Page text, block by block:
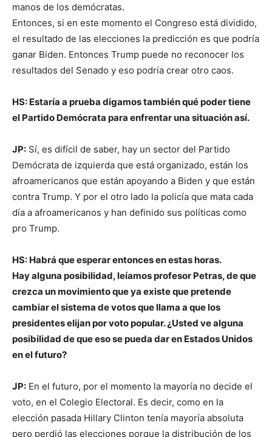
manos de los demócratas.
Entonces, si en este momento el Congreso está dividido,
el resultado de las elecciones la predicción es que podría
ganar Biden. Entonces Trump puede no reconocer los
resultados del Senado y eso podría crear otro caos.
HS: Estaría a prueba digamos también qué poder tiene
el Partido Demócrata para enfrentar una situación así.
JP: Sí, es difícil de saber, hay un sector del Partido
Demócrata de izquierda que está organizado, están los
afroamericanos que están apoyando a Biden y que están
contra Trump. Y por el otro lado la policía que mata cada
día a afroamericanos y han definido sus políticas como
pro Trump.
HS: Habrá que esperar entonces en estas horas.
Hay alguna posibilidad, leíamos profesor Petras, de que
crezca un movimiento que ya existe que pretende
cambiar el sistema de votos que llama a que los
presidentes elijan por voto popular. ¿Usted ve alguna
posibilidad de que eso se pueda dar en Estados Unidos
en el futuro?
JP: En el futuro, por el momento la mayoría no decide el
voto, en el Colegio Electoral. Es decir, como en la
elección pasada Hillary Clinton tenía mayoría absoluta
pero perdió las elecciones porque la distribución de los